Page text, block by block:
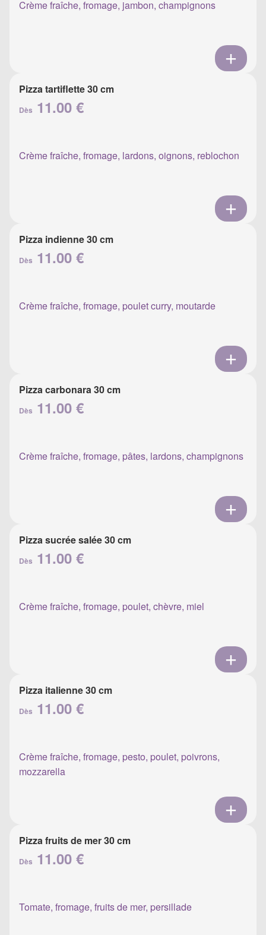
Crème fraîche, fromage, jambon, champignons
Pizza tartiflette 30 cm
Dès 11.00 €
Crème fraîche, fromage, lardons, oignons, reblochon
Pizza indienne 30 cm
Dès 11.00 €
Crème fraîche, fromage, poulet curry, moutarde
Pizza carbonara 30 cm
Dès 11.00 €
Crème fraîche, fromage, pâtes, lardons, champignons
Pizza sucrée salée 30 cm
Dès 11.00 €
Crème fraîche, fromage, poulet, chèvre, miel
Pizza italienne 30 cm
Dès 11.00 €
Crème fraîche, fromage, pesto, poulet, poivrons,
mozzarella
Pizza fruits de mer 30 cm
Dès 11.00 €
Tomate, fromage, fruits de mer, persillade